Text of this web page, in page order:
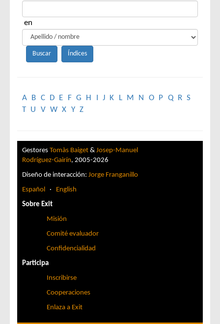
en
A B C D E F G H J K L M N O P Q R S
T U V W X Y Z
Gestores Tomàs Baiget & Josep-Manuel
Rodríguez-Gairín, 2005-2026
Diseño de interacción: Jorge Franganillo
Español · English
Sobre Exit
Misión
Comité evaluador
Confidencialidad
Participa
Inscribirse
Cooperaciones
Enlaza a Exit